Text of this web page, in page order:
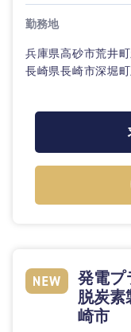
勤務地
兵庫県高砂市荒井
長崎県長崎市深堀
発電プ
脱炭素
崎市